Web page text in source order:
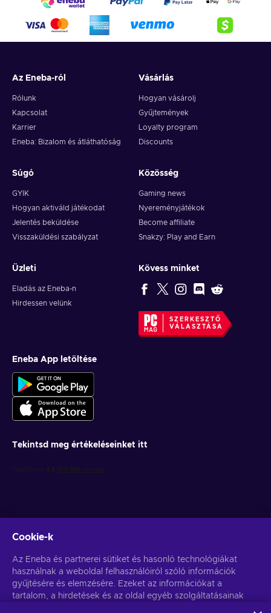
Az Eneba-ról
Rólunk
Kapcsolat
Karrier
Eneba: Bizalom és átláthatóság
Vásárlás
Hogyan vásárolj
Gyűjtemények
Loyalty program
Discounts
Súgó
GYIK
Hogyan aktiváld játékodat
Jelentés beküldése
Visszaküldési szabályzat
Közösség
Gaming news
Nyereményjátékok
Become affiliate
Snakzy: Play and Earn
Üzleti
Eladás az Eneba-n
Hirdessen velünk
Kövess minket
SZERKESZTŐ
VÁLASZTÁSA
Eneba App letöltése
Tekintsd meg értékeléseinket itt
Feliratkozás
You can unsubscribe at any time. Visit Privacy noticefor more
Cookie-k
Az Eneba és partnerei sütiket és hasonló technológiákat
használnak a weboldal felhasználóiról szóló információk
gyűjtésére és elemzésére. Ezeket az információkat a
tartalom, a hirdetések és az oldal egyéb szolgáltatásainak